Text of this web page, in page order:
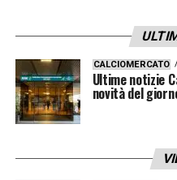
CALCIOMERCATO
Ultime notizie
novità del